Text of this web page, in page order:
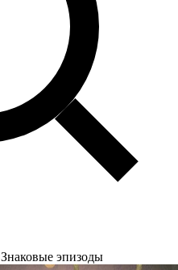
Знаковые эпизоды